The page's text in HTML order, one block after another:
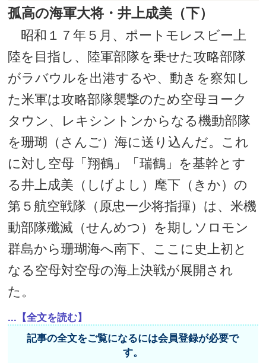
孤高の海軍大将・井上成美（下）
昭和１７年５月、ポートモレスビー上
陸を目指し、陸軍部隊を乗せた攻略部隊
がラバウルを出港するや、動きを察知し
た米軍は攻略部隊襲撃のため空母ヨーク
タウン、レキシントンからなる機動部隊
を珊瑚（さんご）海に送り込んだ。これ
に対し空母「翔鶴」「瑞鶴」を基幹とす
る井上成美（しげよし）麾下（きか）の
第５航空戦隊（原忠一少将指揮）は、米機
動部隊殲滅（せんめつ）を期しソロモン
群島から珊瑚海へ南下、ここに史上初と
なる空母対空母の海上決戦が展開され
た。
...【全文を読む】
記事の全文をご覧になるには会員登録が必要で
す。